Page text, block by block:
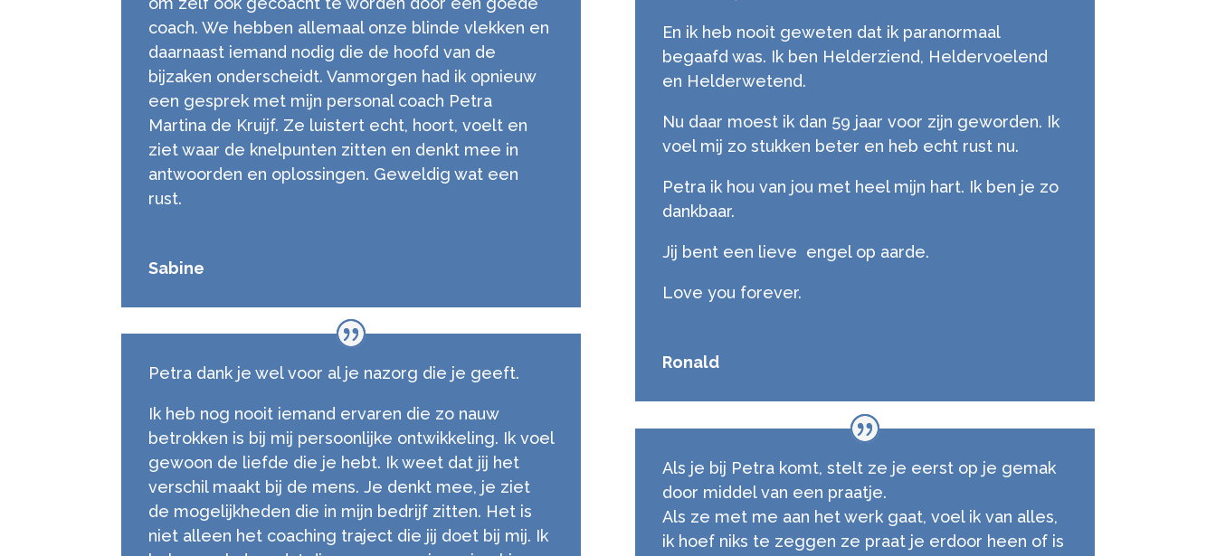
coach. We hebben allemaal onze blinde vlekken en
daarnaast iemand nodig die de hoofd van de
bijzaken onderscheidt. Vanmorgen had ik opnieuw
een gesprek met mijn personal coach Petra
Martina de Kruijf. Ze luistert echt, hoort, voelt en
ziet waar de knelpunten zitten en denkt mee in
antwoorden en oplossingen. Geweldig wat een
rust.
Sabine
Petra dank je wel voor al je nazorg die je geeft.
Ik heb nog nooit iemand ervaren die zo nauw
betrokken is bij mij persoonlijke ontwikkeling. Ik voel
gewoon de liefde die je hebt. Ik weet dat jij het
verschil maakt bij de mens. Je denkt mee, je ziet
de mogelijkheden die in mijn bedrijf zitten. Het is
niet alleen het coaching traject die jij doet bij mij. Ik
En ik heb nooit geweten dat ik paranormaal
begaafd was. Ik ben Helderziend, Heldervoelend
en Helderwetend.
Nu daar moest ik dan 59 jaar voor zijn geworden. Ik
voel mij zo stukken beter en heb echt rust nu.
Petra ik hou van jou met heel mijn hart. Ik ben je zo
dankbaar.
Jij bent een lieve engel op aarde.
Love you forever.
Ronald
Als je bij Petra komt, stelt ze je eerst op je gemak
door middel van een praatje.
Als ze met me aan het werk gaat, voel ik van alles,
ik hoef niks te zeggen ze praat je erdoor heen of is